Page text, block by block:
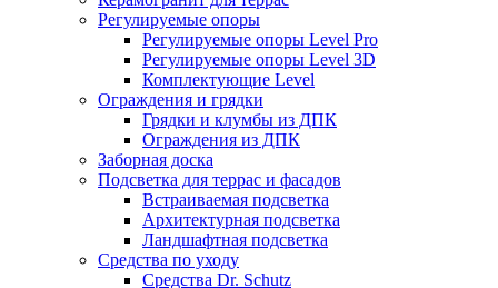
Регулируемые опоры
Регулируемые опоры Level Pro
Регулируемые опоры Level 3D
Комплектующие Level
Ограждения и грядки
Грядки и клумбы из ДПК
Ограждения из ДПК
Заборная доска
Подсветка для террас и фасадов
Встраиваемая подсветка
Архитектурная подсветка
Ландшафтная подсветка
Средства по уходу
Средства Dr. Schutz